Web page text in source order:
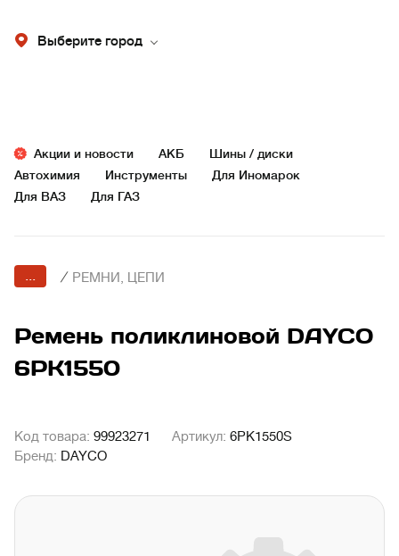
Выберите город
Акции и новости АКБ
Шины / диски
Автохимия
Инструменты
Для Иномарок
Для ВАЗ
Для ГАЗ
... / РЕМНИ, ЦЕПИ
Ремень поликлиновой DAYCO
6PK1550
Код товара: 99923271 Артикул: 6PK1550S
Бренд: DAYCO